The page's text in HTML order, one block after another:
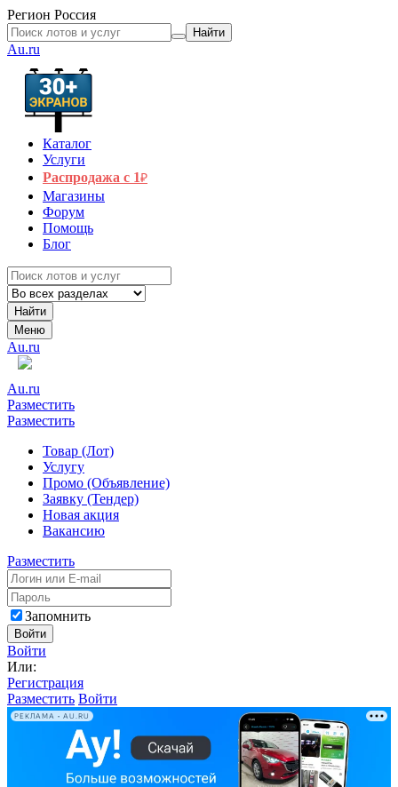
Регион Россия
Найти
Au.ru
Каталог
Услуги
Распродажа с 1₽
Магазины
Форум
Помощь
Блог
Найти
Меню
Au.ru
Au.ru
Разместить
Разместить
Товар (Лот)
Услугу
Промо (Объявление)
Заявку (Тендер)
Новая акция
Вакансию
Разместить
Запомнить
Войти
Войти
Или:
Регистрация
Разместить Войти
РЕКЛАМА • AU.RU